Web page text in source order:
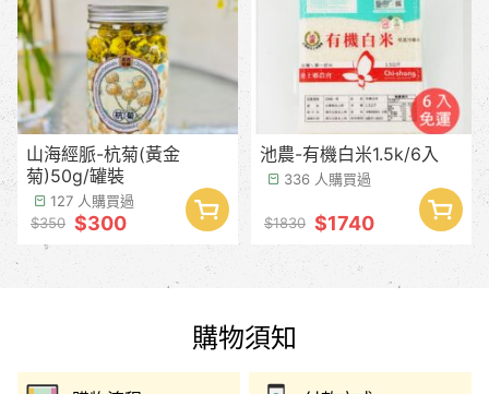
山海經脈-杭菊(黃金
菊)50g/罐裝
127 人購買過
$350 $300
池農-有機白米1.5k/6入
336 人購買過
$1830 $1740
購物須知